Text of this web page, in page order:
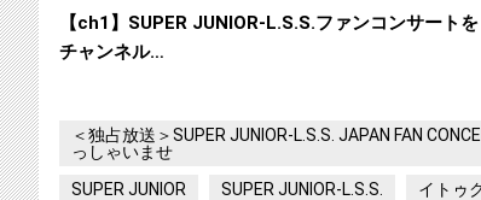
【ch1】SUPER JUNIOR-L.S.S.ファンコンサート
チャンネル…
＜独占放送＞SUPER JUNIOR-L.S.S. JAPAN FAN
っしゃいませ
SUPER JUNIOR
SUPER JUNIOR-L.S.S.
イトゥ